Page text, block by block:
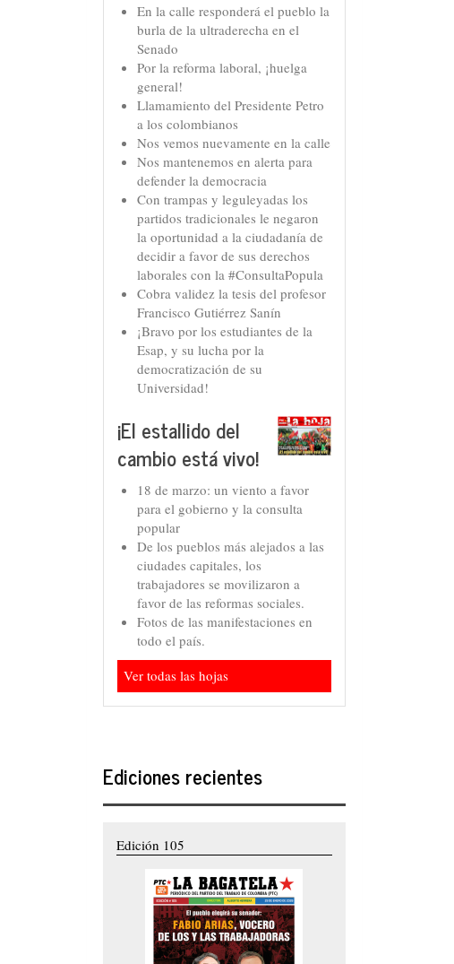
En la calle responderá el pueblo la
burla de la ultraderecha en el
Senado
Por la reforma laboral, ¡huelga
general!
Llamamiento del Presidente Petro
a los colombianos
Nos vemos nuevamente en la calle
Nos mantenemos en alerta para
defender la democracia
Con trampas y leguleyadas los
partidos tradicionales le negaron
la oportunidad a la ciudadanía de
decidir a favor de sus derechos
laborales con la #ConsultaPopula
Cobra validez la tesis del profesor
Francisco Gutiérrez Sanín
¡Bravo por los estudiantes de la
Esap, y su lucha por la
democratización de su
Universidad!
¡El estallido del
cambio está vivo!
18 de marzo: un viento a favor
para el gobierno y la consulta
popular
De los pueblos más alejados a las
ciudades capitales, los
trabajadores se movilizaron a
favor de las reformas sociales.
Fotos de las manifestaciones en
todo el país.
Ver todas las hojas
Ediciones recientes
Edición 105